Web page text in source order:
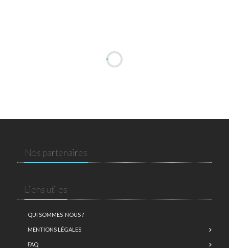
Nos partenaires
Liens utiles
QUI SOMMES-NOUS ?
MENTIONS LÉGALES
FAQ